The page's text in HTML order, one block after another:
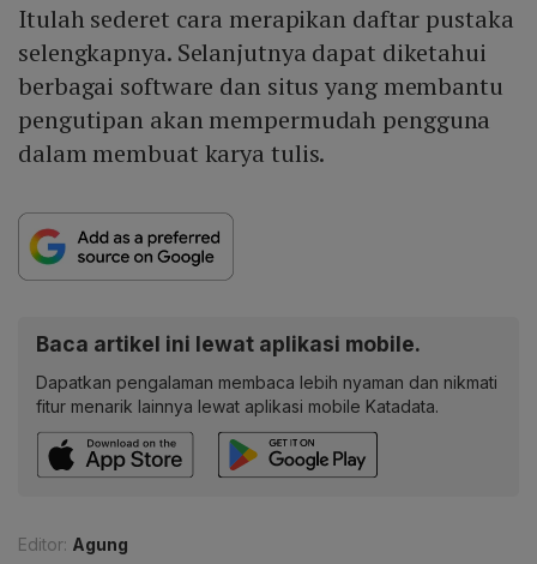
Itulah sederet cara merapikan daftar pustaka
selengkapnya. Selanjutnya dapat diketahui
berbagai software dan situs yang membantu
pengutipan akan mempermudah pengguna
dalam membuat karya tulis.
Baca artikel ini lewat aplikasi mobile.
Dapatkan pengalaman membaca lebih nyaman dan nikmati
fitur menarik lainnya lewat aplikasi mobile Katadata.
Editor: Agung